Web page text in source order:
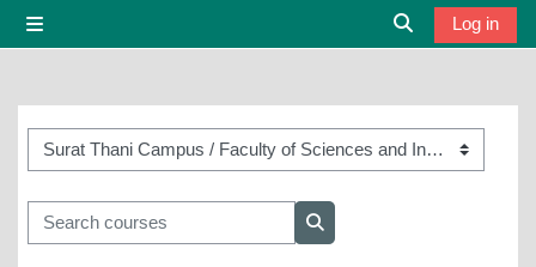
Toggle search
Log in
Course categories
Search courses